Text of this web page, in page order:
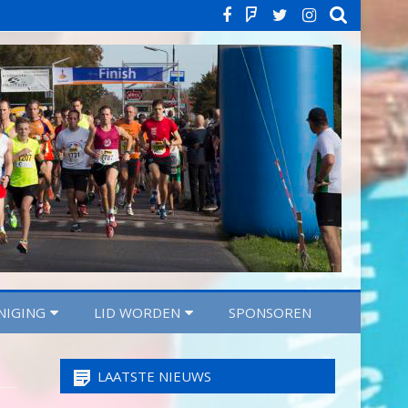
Facebook
StravaTwitter
LID WORDEN SPONSOREN
LAATSTE NIEUWS